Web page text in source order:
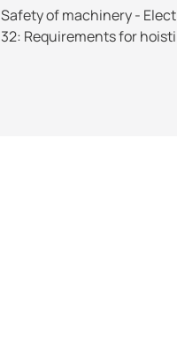
Safety of machinery -
32: Requirements for